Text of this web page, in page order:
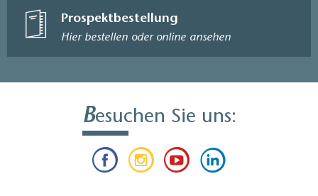
Prospektbestellung
Hier bestellen oder online ansehen
Besuchen Sie uns: